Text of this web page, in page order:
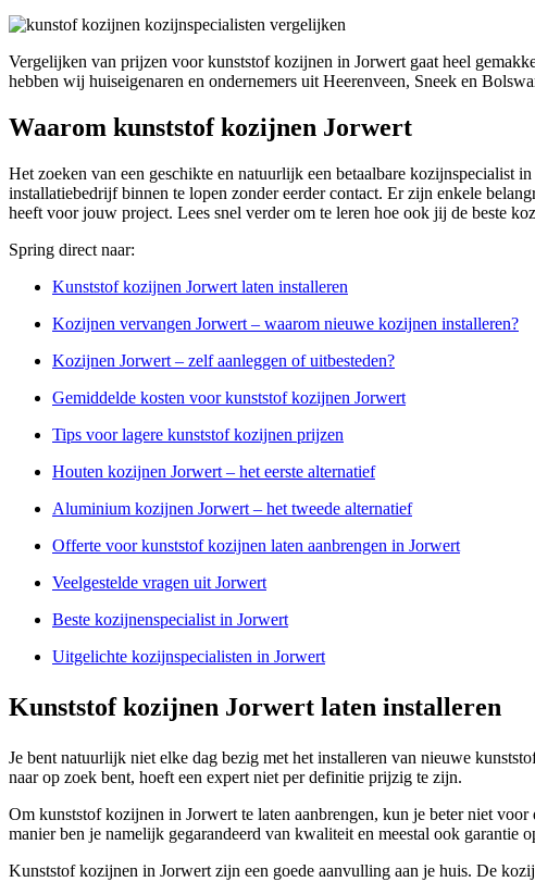
Vergelijken van prijzen voor kunststof kozijnen in Jorwert gaat heel
hebben wij huiseigenaren en ondernemers uit Heerenveen, Sneek en
Waarom kunststof kozijnen Jorwert
Het zoeken van een geschikte en natuurlijk een betaalbare kozijnspecialist
installatiebedrijf binnen te lopen zonder eerder contact. Er zijn enkele
heeft voor jouw project. Lees snel verder om te leren hoe ook jij de beste
Spring direct naar:
Kunststof kozijnen Jorwert laten installeren
Kozijnen vervangen Jorwert – waarom nieuwe kozijnen installeren?
Kozijnen Jorwert – zelf aanleggen of uitbesteden?
Gemiddelde kosten voor kunststof kozijnen Jorwert
Tips voor lagere kunststof kozijnen prijzen
Houten kozijnen Jorwert – het eerste alternatief
Aluminium kozijnen Jorwert – het tweede alternatief
Offerte voor kunststof kozijnen laten aanbrengen in Jorwert
Veelgestelde vragen uit Jorwert
Beste kozijnenspecialist in Jorwert
Uitgelichte kozijnspecialisten in Jorwert
Kunststof kozijnen Jorwert laten installeren
Je bent natuurlijk niet elke dag bezig met het installeren van nieuwe
naar op zoek bent, hoeft een expert niet per definitie prijzig te zijn.
Om kunststof kozijnen in Jorwert te laten aanbrengen, kun je beter niet
manier ben je namelijk gegarandeerd van kwaliteit en meestal ook
Kunststof kozijnen in Jorwert zijn een goede aanvulling aan je huis. De